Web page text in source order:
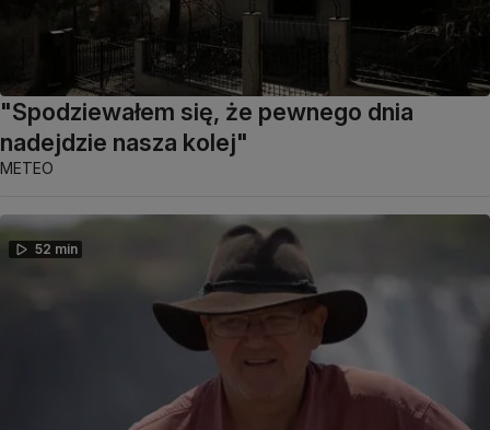
"Spodziewałem się, że pewnego dnia
nadejdzie nasza kolej"
METEO
52 min